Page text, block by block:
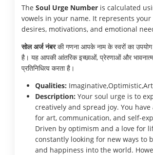
The Soul Urge Number is calculated
vowels in your name. It represents
desires, motivations, and emotional
सोल अर्ज नंबरकी गणना आपके नाम के स्वरों का
है। यह आपकी आंतरिक इच्छाओं, प्रेरणाओं और
प्रतिनिधित्व करता है।
Qualities:
Description: Your soul urge is to
creatively and spread joy. You
for art, communication, and self-
Driven by optimism and a love for
constantly looking for new ways to
and happiness into the world.